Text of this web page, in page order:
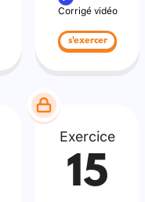
Corrigé vidéo
s'exercer
Exercice
15